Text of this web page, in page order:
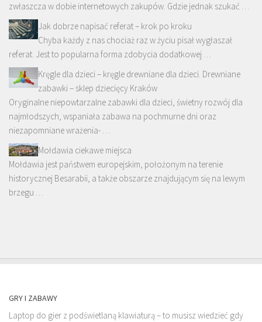
zwłaszcza w dobie internetowych zakupów. Gdzie jednak szukać …
Jak dobrze napisać referat – krok po kroku
Chyba każdy z nas chociaż raz w życiu pisał wygłaszał
referat. Jest to popularna forma zdobycia dodatkowej …
Kręgle dla dzieci – kręgle drewniane dla dzieci. Drewniane
zabawki – sklep dziecięcy Kraków
Oryginalne niepowtarzalne zabawki dla dzieci, świetny rozwój dla
najmłodszych, wspaniała zabawa na pochmurne dni oraz
niezapomniane wrażenia- …
Mołdawia ciekawe miejsca
Mołdawia jest państwem europejskim, położonym na terenie
historycznej Besarabii, a także obszarze znajdującym się na lewym
brzegu …
GRY I ZABAWY
Laptop do gier z podświetlaną klawiaturą – to musisz wiedzieć gdy